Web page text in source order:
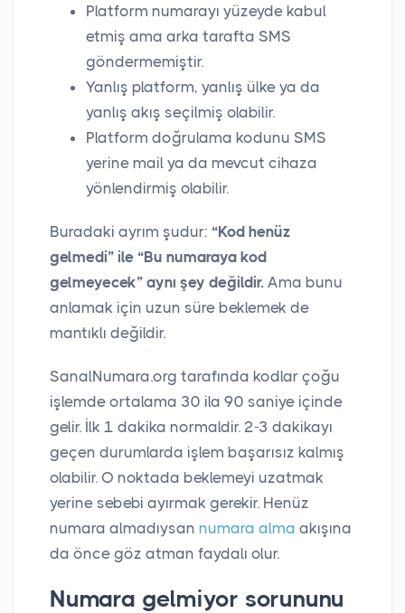
Platform numarayı yüzeyde kabul
etmiş ama arka tarafta SMS
göndermemiştir.
Yanlış platform, yanlış ülke ya da
yanlış akış seçilmiş olabilir.
Platform doğrulama kodunu SMS
yerine mail ya da mevcut cihaza
yönlendirmiş olabilir.
Buradaki ayrım şudur: “Kod henüz
gelmedi” ile “Bu numaraya kod
gelmeyecek” aynı şey değildir. Ama bunu
anlamak için uzun süre beklemek de
mantıklı değildir.
SanalNumara.org tarafında kodlar çoğu
işlemde ortalama 30 ila 90 saniye içinde
gelir. İlk 1 dakika normaldir. 2-3 dakikayı
geçen durumlarda işlem başarısız kalmış
olabilir. O noktada beklemeyi uzatmak
yerine sebebi ayırmak gerekir. Henüz
numara almadıysan numara alma akışına
da önce göz atman faydalı olur.
Numara gelmiyor sorununu